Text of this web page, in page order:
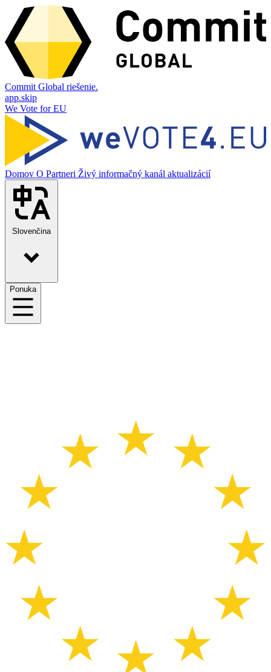
Commit Global riešenie.
app.skip
We Vote for EU
Domov O Partneri Živý informačný kanál aktualizácií
Slovenčina
Ponuka